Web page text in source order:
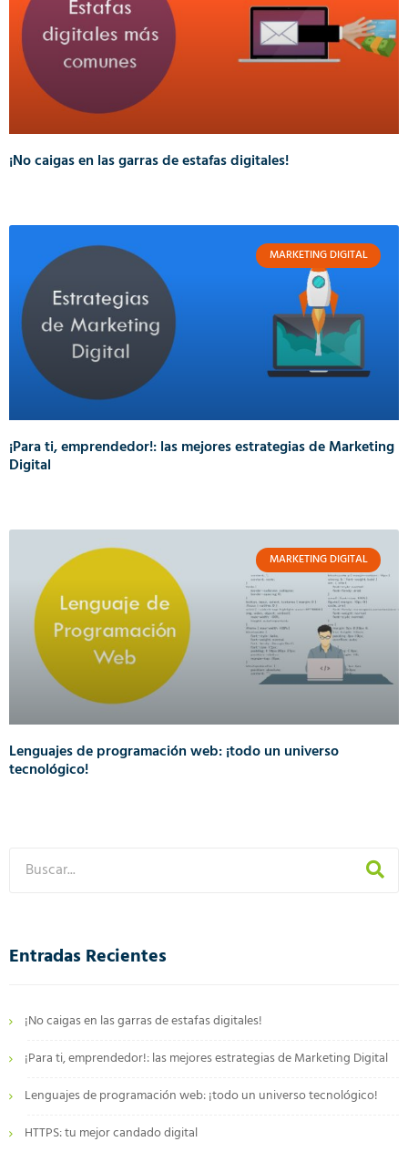
¡No caigas en las garras de estafas digitales!
MARKETING DIGITAL
¡Para ti, emprendedor!: las mejores estrategias de Marketing
Digital
MARKETING DIGITAL
Lenguajes de programación web: ¡todo un universo
tecnológico!
Entradas Recientes
¡No caigas en las garras de estafas digitales!
¡Para ti, emprendedor!: las mejores estrategias de Marketing Digital
Lenguajes de programación web: ¡todo un universo tecnológico!
HTTPS: tu mejor candado digital